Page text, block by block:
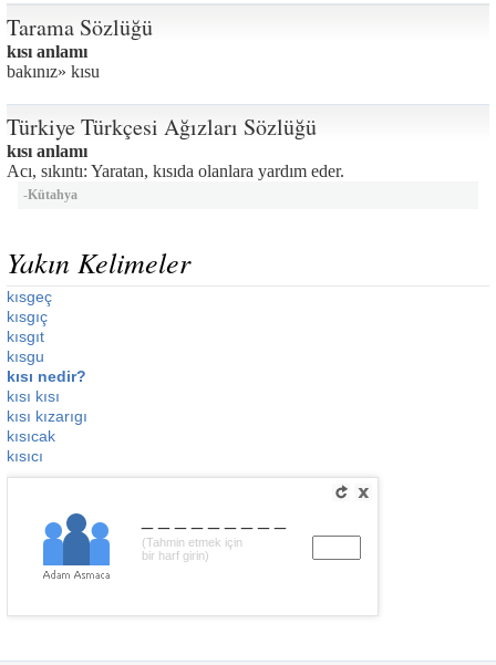
Tarama Sözlüğü
kısı anlamı
bakınız» kısu
Türkiye Türkçesi Ağızları Sözlüğü
kısı anlamı
Acı, sıkıntı: Yaratan, kısıda olanlara yardım eder.
-Kütahya
Yakın Kelimeler
kısgeç
kısgıç
kısgıt
kısgu
kısı nedir?
kısı kısı
kısı kızarıgı
kısıcak
kısıcı
(Tahmin etmek için
bir harf girin)